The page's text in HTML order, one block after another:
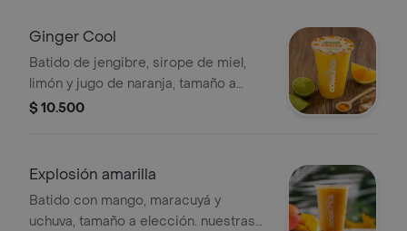
ingredientes
Ginger Cool
Batido de jengibre, sirope de miel,
limón y jugo de naranja, tamaño a
elección. nuestras preparaciones se
realizar modificaciones en los
ingredientes
$ 10.500
Explosión amarilla
Batido con mango, maracuyá y
uchuva, tamaño a elección. nuestras